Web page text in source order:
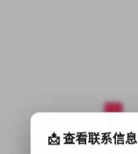
📩 查看联系信息